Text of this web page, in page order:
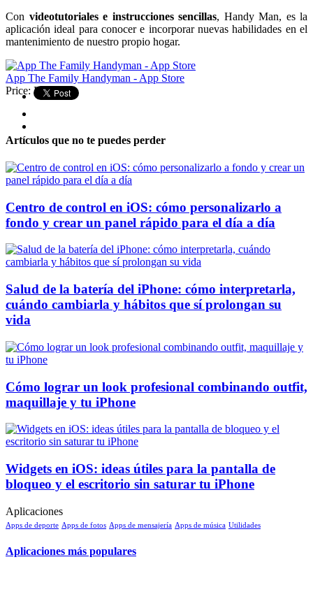
Con videotutoriales e instrucciones sencillas, Handy Man, es la
aplicación ideal para conocer e incorporar nuevas habilidades en el
mantenimiento de nuestro propio hogar.
App The Family Handyman - App Store
Price: Free
Artículos que no te puedes perder
Centro de control en iOS: cómo personalizarlo a
fondo y crear un panel rápido para el día a día
Salud de la batería del iPhone: cómo interpretarla,
cuándo cambiarla y hábitos que sí prolongan su
vida
Cómo lograr un look profesional combinando outfit,
maquillaje y tu iPhone
Widgets en iOS: ideas útiles para la pantalla de
bloqueo y el escritorio sin saturar tu iPhone
Aplicaciones
Apps de deporte Apps de fotos Apps de mensajería Apps de música Utilidades
Aplicaciones más populares